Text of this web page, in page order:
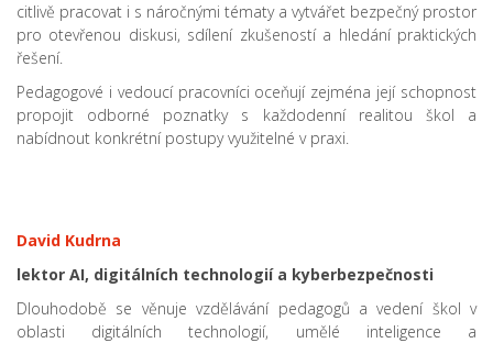
citlivě pracovat i s náročnými tématy a vytvářet bezpečný prostor
pro otevřenou diskusi, sdílení zkušeností a hledání praktických
řešení.
Pedagogové i vedoucí pracovníci oceňují zejména její schopnost
propojit odborné poznatky s každodenní realitou škol a
nabídnout konkrétní postupy využitelné v praxi.
David Kudrna
lektor AI, digitálních technologií a kyberbezpečnosti
Dlouhodobě se věnuje vzdělávání pedagogů a vedení škol v
oblasti digitálních technologií, umělé inteligence a